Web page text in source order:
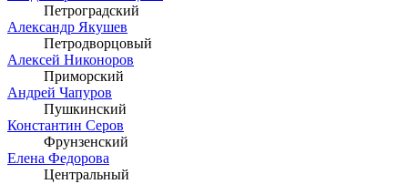
Петроградский
Александр Якушев
Петродворцовый
Алексей Никоноров
Приморский
Андрей Чапуров
Пушкинский
Константин Серов
Фрунзенский
Елена Федорова
Центральный